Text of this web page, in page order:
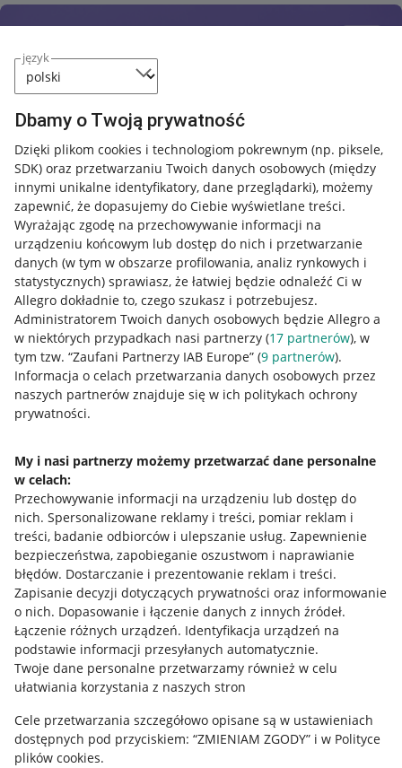
język
Dbamy o Twoją prywatność
Dzięki plikom cookies i technologiom pokrewnym (np. piksele,
SDK) oraz przetwarzaniu Twoich danych osobowych (między
innymi unikalne identyfikatory, dane przeglądarki), możemy
zapewnić, że dopasujemy do Ciebie wyświetlane treści.
Wyrażając zgodę na przechowywanie informacji na
urządzeniu końcowym lub dostęp do nich i przetwarzanie
danych (w tym w obszarze profilowania, analiz rynkowych i
statystycznych) sprawiasz, że łatwiej będzie odnaleźć Ci w
Allegro dokładnie to, czego szukasz i potrzebujesz.
Administratorem Twoich danych osobowych będzie Allegro a
w niektórych przypadkach nasi partnerzy (17 partnerów), w
tym tzw. “Zaufani Partnerzy IAB Europe” (9 partnerów).
Informacja o celach przetwarzania danych osobowych przez
naszych partnerów znajduje się w ich politykach ochrony
prywatności.
My i nasi partnerzy możemy przetwarzać dane personalne
w celach:
Przechowywanie informacji na urządzeniu lub dostęp do
nich. Spersonalizowane reklamy i treści, pomiar reklam i
treści, badanie odbiorców i ulepszanie usług. Zapewnienie
bezpieczeństwa, zapobieganie oszustwom i naprawianie
błędów. Dostarczanie i prezentowanie reklam i treści.
Zapisanie decyzji dotyczących prywatności oraz informowanie
o nich. Dopasowanie i łączenie danych z innych źródeł.
Łączenie różnych urządzeń. Identyfikacja urządzeń na
podstawie informacji przesyłanych automatycznie.
Twoje dane personalne przetwarzamy również w celu
ułatwiania korzystania z naszych stron
Cele przetwarzania szczegółowo opisane są w ustawieniach
dostępnych pod przyciskiem: “ZMIENIAM ZGODY” i w Polityce
plików cookies.
Przydatne informacje
Jak to działa
Allegro Gadane dla sprzedających
Allegro Gadane dla kupujących
Mapa miejscowości
Informacje prawne
Regulamin
Polityka plików "cookies"
Ustawienia plików "cookies"
Udostępnianie lokalizacji
Informacje dla Aktu o Usługach Cyfrowych